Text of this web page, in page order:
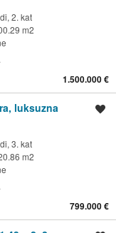
2. kat
m2
1.500.000 €
luksuzna
3. kat
m2
799.000 €